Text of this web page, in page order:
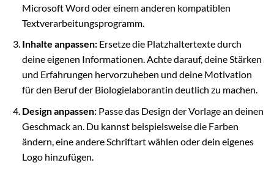
Microsoft Word oder einem anderen kompatiblen
Textverarbeitungsprogramm.
Inhalte anpassen:Ersetze die Platzhaltertexte durch
deine eigenen Informationen. Achte darauf, deine Stärken
und Erfahrungen hervorzuheben und deine Motivation
für den Beruf der Biologielaborantin deutlich zu machen.
Design anpassen:Passe das Design der Vorlage an deinen
Geschmack an. Du kannst beispielsweise die Farben
ändern, eine andere Schriftart wählen oder dein eigenes
Logo hinzufügen.